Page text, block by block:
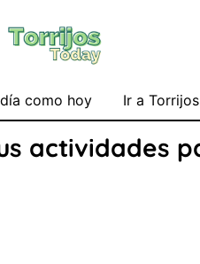
como hoy Ir a
actividades